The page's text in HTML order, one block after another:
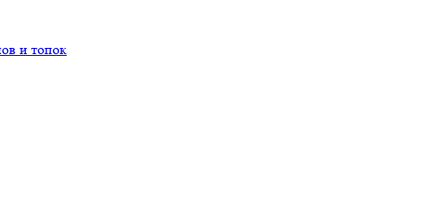
и топок